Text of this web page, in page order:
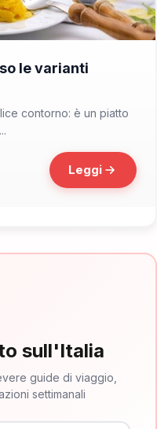
le varianti
contorno: è un piatto
Leggi
sull'Italia
guide di viaggio,
settimanali